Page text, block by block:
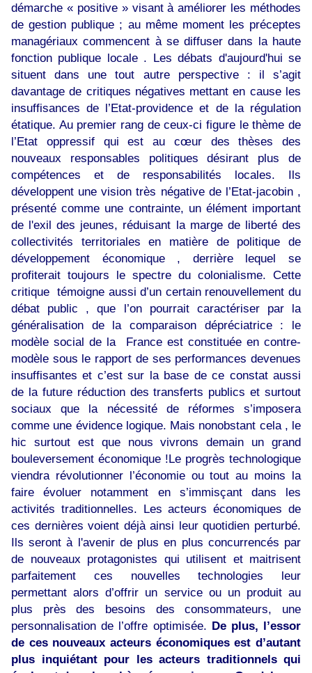
démarche « positive » visant à améliorer les méthodes
de gestion publique ; au même moment les préceptes
managériaux commencent à se diffuser dans la haute
fonction publique locale . Les débats d'aujourd'hui se
situent dans une tout autre perspective : il s’agit
davantage de critiques négatives mettant en cause les
insuffisances de l’Etat-providence et de la régulation
étatique. Au premier rang de ceux-ci figure le thème de
l’Etat oppressif qui est au cœur des thèses des
nouveaux responsables politiques désirant plus de
compétences et de responsabilités locales. Ils
développent une vision très négative de l’Etat-jacobin ,
présenté comme une contrainte, un élément important
de l'exil des jeunes, réduisant la marge de liberté des
collectivités territoriales en matière de politique de
développement économique , derrière lequel se
profiterait toujours le spectre du colonialisme. Cette
critique témoigne aussi d’un certain renouvellement du
débat public , que l’on pourrait caractériser par la
généralisation de la comparaison dépréciatrice : le
modèle social de la France est constituée en contre-
modèle sous le rapport de ses performances devenues
insuffisantes et c’est sur la base de ce constat aussi
de la future réduction des transferts publics et surtout
sociaux que la nécessité de réformes s’imposera
comme une évidence logique. Mais nonobstant cela , le
hic surtout est que nous vivrons demain un grand
bouleversement économique !Le progrès technologique
viendra révolutionner l’économie ou tout au moins la
faire évoluer notamment en s’immisçant dans les
activités traditionnelles. Les acteurs économiques de
ces dernières voient déjà ainsi leur quotidien perturbé.
Ils seront à l'avenir de plus en plus concurrencés par
de nouveaux protagonistes qui utilisent et maitrisent
parfaitement ces nouvelles technologies leur
permettant alors d’offrir un service ou un produit au
plus près des besoins des consommateurs, une
personnalisation de l’offre optimisée. De plus, l’essor
de ces nouveaux acteurs économiques est d’autant
plus inquiétant pour les acteurs traditionnels qui